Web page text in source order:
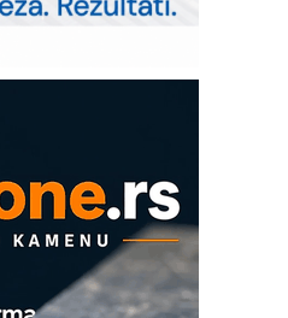
Management
podižu proizvodnju
oblika
za savremena